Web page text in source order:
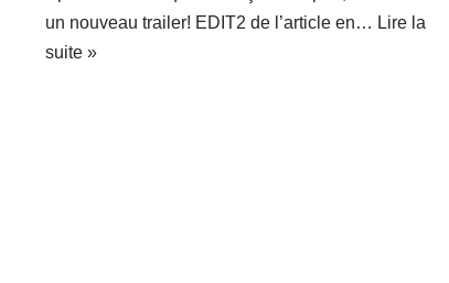
un nouveau trailer! EDIT2 de l’article en… Lire la
suite »